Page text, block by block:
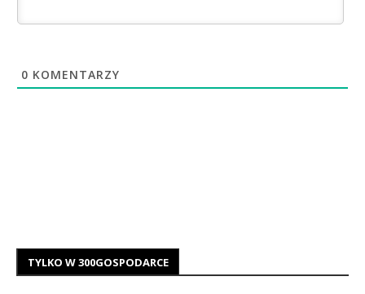
0 KOMENTARZY
TYLKO W 300GOSPODARCE